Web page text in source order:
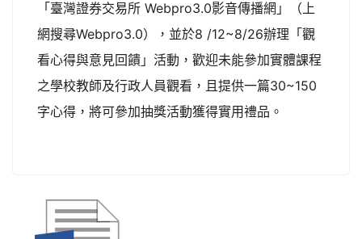
「臺灣證券交易所 Webpro3.0影音傳播網」（上
網搜尋Webpro3.0），並於8 /12~8/26辦理「觀
看心得與意見回饋」活動，歡迎未能參加實體課程
之學校教師及行政人員觀看，且提供一篇30~150
字心得，將可參加抽獎活動獲得實用禮品。